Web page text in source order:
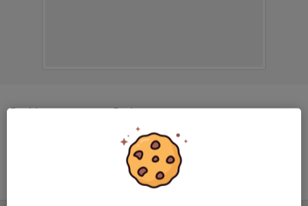
Position
Back
37 år